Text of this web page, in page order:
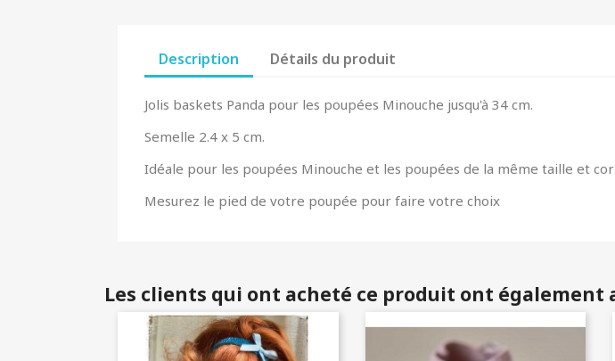
Description Détails du produit
Jolis baskets Panda pour les poupées Minouche jusqu'à 34 cm.
Semelle 2.4 x 5 cm.
Idéale pour les poupées Minouche et les poupées de la même taille et
Mesurez le pied de votre poupée pour faire votre choix
Les clients qui ont acheté ce produit ont également